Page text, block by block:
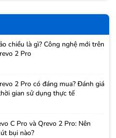
chiều là gì? Công nghệ mới trên
2 Pro
2 Pro có đáng mua? Đánh giá
gian sử dụng thực tế
C Pro và Qrevo 2 Pro: Nên
bụi nào?